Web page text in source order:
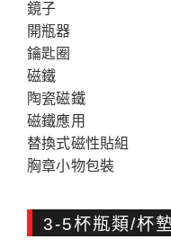
鏡子
開瓶器
鑰匙圈
磁鐵
陶瓷磁鐵
磁鐵應用
替換式磁性貼組
胸章小物包裝
3-5杯瓶類/杯